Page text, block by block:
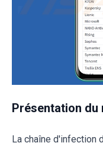
Présentation du
La chaîne d'infection